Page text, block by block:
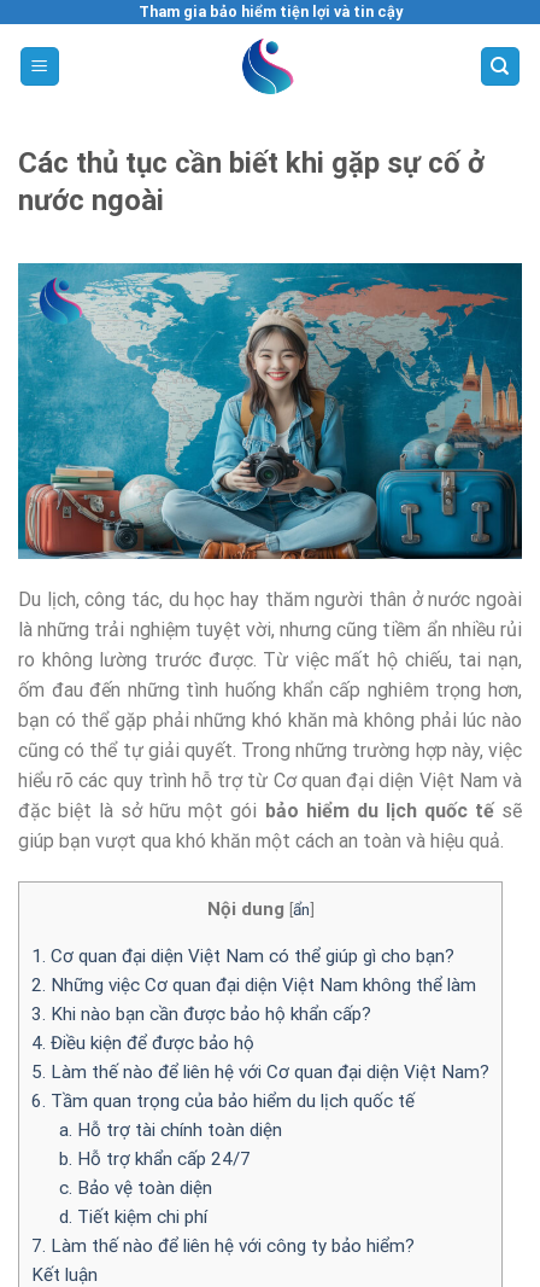
content
Tham gia bảo hiểm tiện lợi và tin cậy
Các thủ tục cần biết khi gặp sự cố ở
nước ngoài
Du lịch, công tác, du học hay thăm người thân ở nước ngoài
là những trải nghiệm tuyệt vời, nhưng cũng tiềm ẩn nhiều rủi
ro không lường trước được. Từ việc mất hộ chiếu, tai nạn,
ốm đau đến những tình huống khẩn cấp nghiêm trọng hơn,
bạn có thể gặp phải những khó khăn mà không phải lúc nào
cũng có thể tự giải quyết. Trong những trường hợp này, việc
hiểu rõ các quy trình hỗ trợ từ Cơ quan đại diện Việt Nam và
đặc biệt là sở hữu một gói bảo hiểm du lịch quốc tếsẽ
giúp bạn vượt qua khó khăn một cách an toàn và hiệu quả.
Nội dung [ẩn]
1. Cơ quan đại diện Việt Nam có thể giúp gì cho bạn?
2. Những việc Cơ quan đại diện Việt Nam không thể làm
3. Khi nào bạn cần được bảo hộ khẩn cấp?
4. Điều kiện để được bảo hộ
5. Làm thế nào để liên hệ với Cơ quan đại diện Việt Nam?
6. Tầm quan trọng của bảo hiểm du lịch quốc tế
a. Hỗ trợ tài chính toàn diện
b. Hỗ trợ khẩn cấp 24/7
c. Bảo vệ toàn diện
d. Tiết kiệm chi phí
7. Làm thế nào để liên hệ với công ty bảo hiểm?
Kết luận